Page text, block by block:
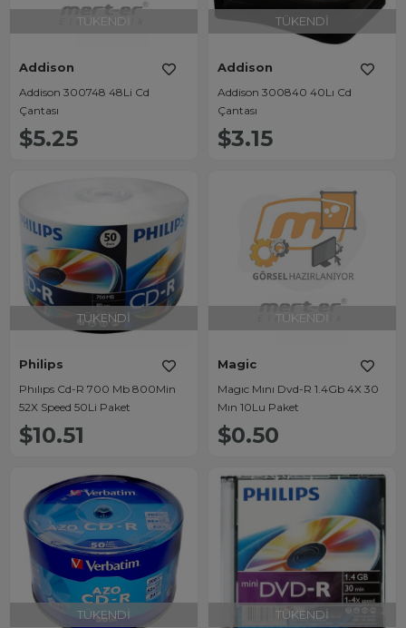
TÜKENDI
Addison
Addison 300748 48Li Cd
Çantası
$5.25
TÜKENDI
Addison
Addison 300840 40Lı Cd
Çantası
$3.15
TÜKENDI
Philips
Phılıps Cd-R 700 Mb 800Min
52X Speed 50Li Paket
$10.51
TÜKENDI
Magic
Magıc Mını Dvd-R 1.4Gb 4X 30
Mın 10Lu Paket
$0.50
TÜKENDI TÜKENDI